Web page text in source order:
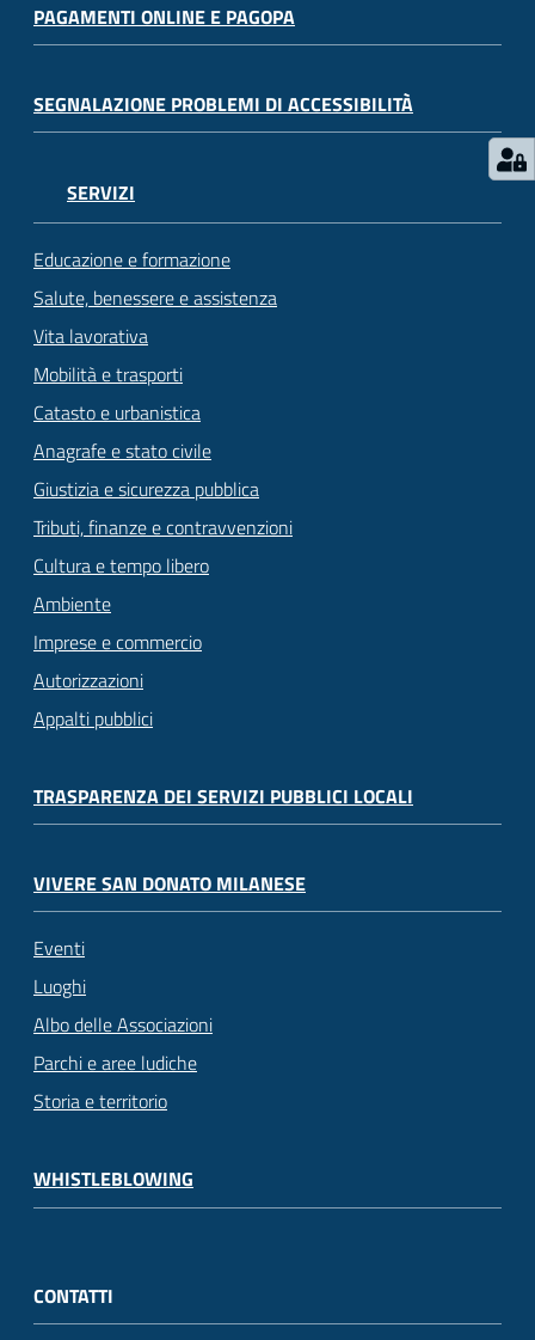
PAGAMENTI ONLINE E PAGOPA
SEGNALAZIONE PROBLEMI DI ACCESSIBILITÀ
SERVIZI
Educazione e formazione
Salute, benessere e assistenza
Vita lavorativa
Mobilità e trasporti
Catasto e urbanistica
Anagrafe e stato civile
Giustizia e sicurezza pubblica
Tributi, finanze e contravvenzioni
Cultura e tempo libero
Ambiente
Imprese e commercio
Autorizzazioni
Appalti pubblici
TRASPARENZA DEI SERVIZI PUBBLICI LOCALI
VIVERE SAN DONATO MILANESE
Eventi
Luoghi
Albo delle Associazioni
Parchi e aree ludiche
Storia e territorio
WHISTLEBLOWING
CONTATTI